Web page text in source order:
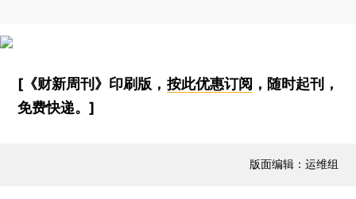
[《财新周刊》印刷版， 按此优惠订阅 ，随时起刊，
免费快递。]
版面编辑：运维组